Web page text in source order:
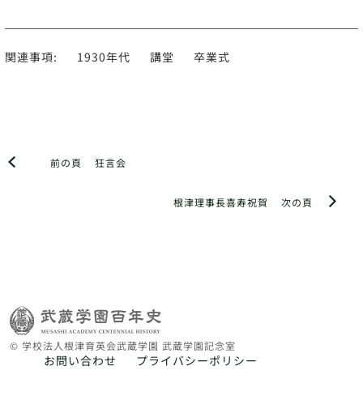
関連事項: 1930年代 講堂 卒業式
前の頁 狂言会
次の頁
根津理事長喜寿祝賀
© 学校法人根津育英会武蔵学園 武蔵学園記念室
お問い合わせ プライバシーポリシー